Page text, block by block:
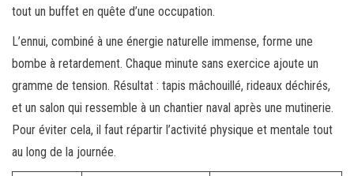
tout un buffet en quête d’une occupation.
L’ennui, combiné à une énergie naturelle immense, forme une
bombe à retardement. Chaque minute sans exercice ajoute un
gramme de tension. Résultat : tapis mâchouillé, rideaux déchirés,
et un salon qui ressemble à un chantier naval après une mutinerie.
Pour éviter cela, il faut répartir l’activité physique et mentale tout
au long de la journée.